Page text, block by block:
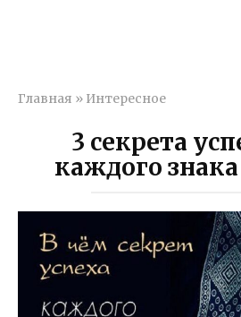
Главная » Интересное
3 секрета
каждого